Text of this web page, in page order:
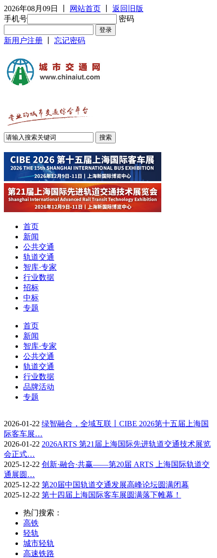
2026年08月09日 网站首页
返回旧版
手机号
密码
新用户注册 忘记密码
首页
新闻
公共交通
轨道交通
智库·专家
行业数据
招标
中标
专题
首页
新闻
智库·专家
公共交通
轨道交通
行业数据
品牌活动
专题
2026-01-22 绿智融合，全域互联丨CIBE 2026第十五届上海国
际客车展…
2026-01-22 2026ARTS 第21届上海国际先进轨道交通技术展览
会正式…
2025-12-22 创新·融合·共赢——第20届 ARTS 上海国际轨道交
通展圆…
2025-12-22 第20届中国轨道交通发展高峰论坛圆满闭幕
2025-12-22 第十四届上海国际客车展圆满落下帷幕！
热门搜索：
高铁
轻轨
城市轻轨
高速铁路